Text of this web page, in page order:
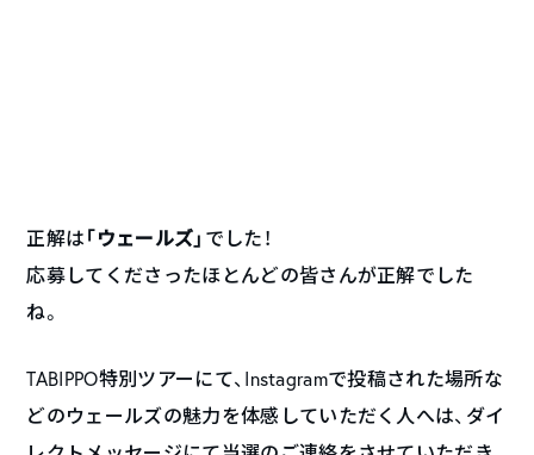
正解は 「ウェールズ」 でした！
応募してくださったほとんどの皆さんが正解でした
ね。
TABIPPO特別ツアーにて、Instagramで投稿された場所な
どのウェールズの魅力を体感していただく人へは、ダイ